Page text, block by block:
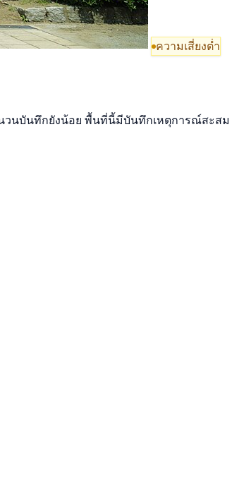
ความเสี่ยงต่ำ
นวนบันทึกยังน้อย พื้นที่นี้มีบันทึกเหตุการณ์สะสม